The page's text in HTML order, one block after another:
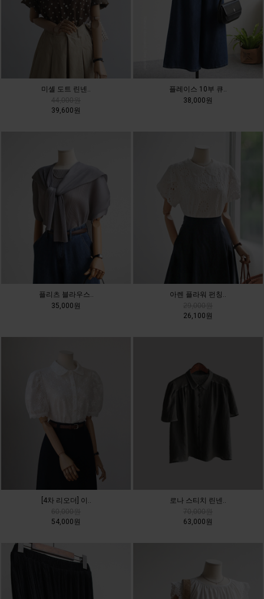
미셸 도트 린넨..
39,600원
플레이스 10부 큐..
38,000원
플리츠 블라우스..
35,000원
아렌 플라워 펀칭..
26,100원
[4차 리오더] 이..
54,000원
로나 스티치 린넨..
63,000원